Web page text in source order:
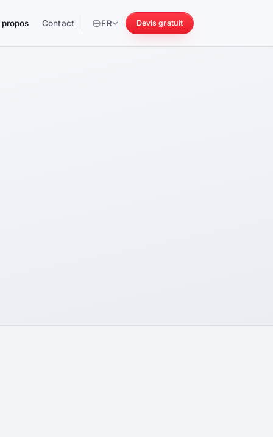
propos Contact FR Devis gratuit